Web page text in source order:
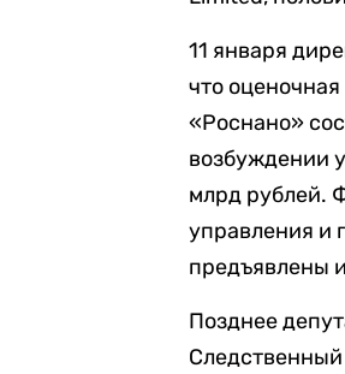
11 января
что
«Роснано»
возбуждении
млрд рублей.
управления и
предъявлены
Позднее